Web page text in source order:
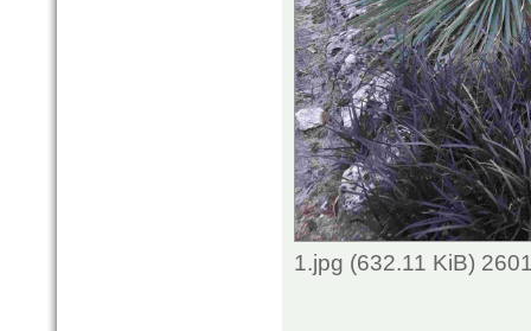
1.jpg (632.11 KiB)